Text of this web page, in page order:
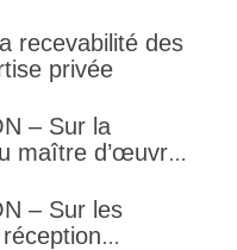
recevabilité des
privée
– Sur la
maître d’œuvre
une
étendu
– Sur les